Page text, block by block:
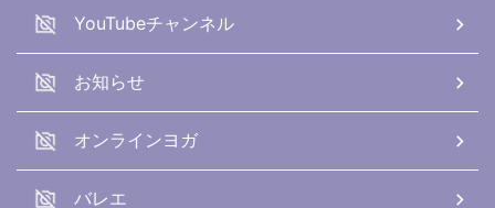
YouTubeチャンネル
お知らせ
オンラインヨガ
バレエ